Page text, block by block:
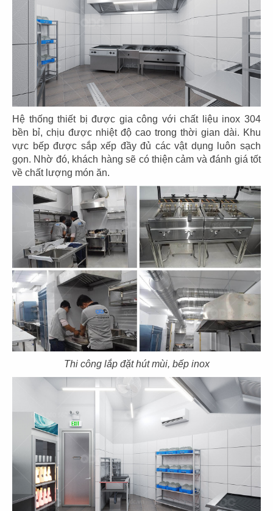
Hệ thống thiết bị được gia công với chất liệu inox 304
bền bỉ, chịu được nhiệt độ cao trong thời gian dài. Khu
vực bếp được sắp xếp đầy đủ các vật dụng luôn sạch
gọn. Nhờ đó, khách hàng sẽ có thiện cảm và đánh giá tốt
về chất lượng món ăn.
Thi công lắp đặt hút mùi, bếp inox
99
DIỆU CÁT TƯỜNG
100
GENJI
101
THAI BUCKHEAD
CN Hoa Kỳ
102
NGÔ RESTAURANT
CN CH CZECH
103
MUTSUMIAN
CN Lê Thánh Tôn - Q.1
104
HERVÉ DINING
CN Thảo Điền - Q.2
105
TRỐNG CƠM
CN Mega Mall - Q.9
DON CHICKEN
CN Long Khánh